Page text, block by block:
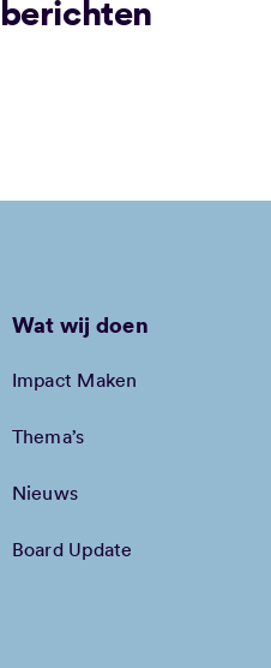
Wat wij doen
Impact Maken
Thema’s
Nieuws
Board Update